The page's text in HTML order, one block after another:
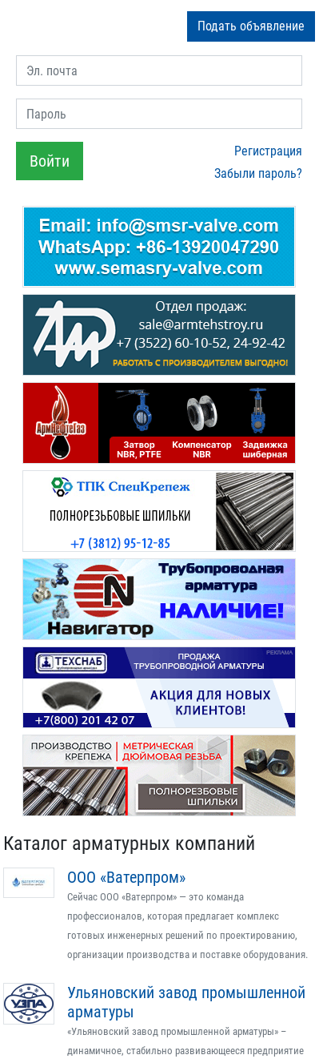
Подать объявление
Эл. почта
Пароль
Войти
Регистрация
Забыли пароль?
Каталог арматурных компаний
ООО «Ватерпром»
Сейчас ООО «Ватерпром» — это команда
профессионалов, которая предлагает комплекс
готовых инженерных решений по проектированию,
организации производства и поставке оборудования.
Ульяновский завод промышленной
арматуры
«Ульяновский завод промышленной арматуры» –
динамичное, стабильно развивающееся предприятие